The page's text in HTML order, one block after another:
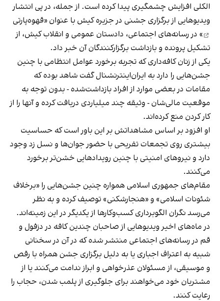
الکلی افزایش چشمگیری پیدا کرده است. از جمله، در پی انتشار
ویدیوهایی از برگزاری جشنی در جزیره کیش با عنوان «قهوه‌پارتی
» در رسانه‌های اجتماعی، دادستان عمومی و انقلاب کیش، از
تشکیل پرونده و بازداشت برگزارکنندگان آن خبر داد.
یکی از زنان کافه‌داری که تجربه برخورد عوامل انتظامی با چنین
جشن‌هایی را دارد به ایران‌اینترنشنال گفت شاهد بوده که
مقامات در بعضی موارد از افراد بازداشت‌‌شده - بدون توجه به
موقعیت مالی‌شان - وثیقه چند میلیاردی دریافت کرده و آنها را از
کار کردن منع کرده‌اند.
او افزود بر اساس مشاهداتش بر این باور است که حساسیت
بیشتری روی تجمعات تفریحی با حضور جوان‌ها و نسل زد وجود
دارد و نیروهای امنیتی با چنین رویدادهایی خشن‌تر برخورد
می‌کنند.
مقام‌های جمهوری اسلامی همواره چنین جشن‌هایی را «برخلاف
شئونات اسلامی» و «هنجارشکنی» توصیف کرده و به نظر
می‌رسد نگران الگوبرداری کسب‌وکارها از یکدیگر در این زمینه‌اند.
در ماه‌های اخیر ویدیوهایی از صاحبان چندین کافه در دزفول و
قم در رسانه‌های اجتماعی منتشر شده که در آن در سخنانی
شبیه به اعتراف اجباری یا به دلیل برگزاری جشن همراه با رقص
و موسیقی، از مسئولان عذرخواهی و ابراز ندامت می‌کنند یا از
مشتریان خود می‌خواهند برای جلوگیری از پلمب شدن، حجاب را
رعایت کنند.